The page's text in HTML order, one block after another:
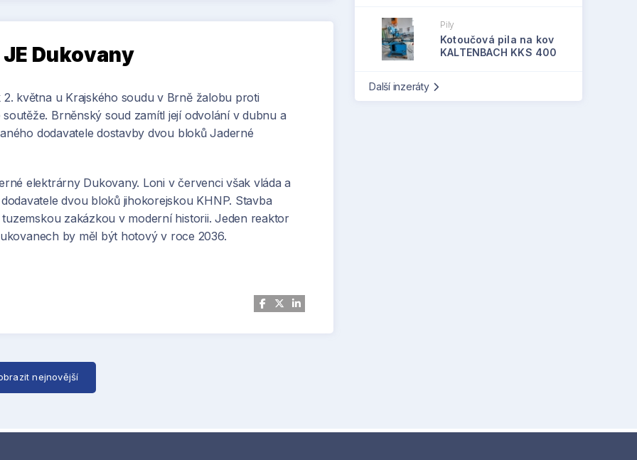
Dukovany
května u Krajského soudu v Brně žalobu proti
Brněnský soud zamítl její odvolání v dubnu a
dodavatele dostavby dvou bloků Jaderné
elektrárny Dukovany. Loni v červenci však vláda a
dvou bloků jihokorejskou KHNP. Stavba
zakázkou v moderní historii. Jeden reaktor
by měl být hotový v roce 2036.
nejnovější
Pily
Kotoučová pila na kov
KALTENBACH KKS 400
Další inzeráty